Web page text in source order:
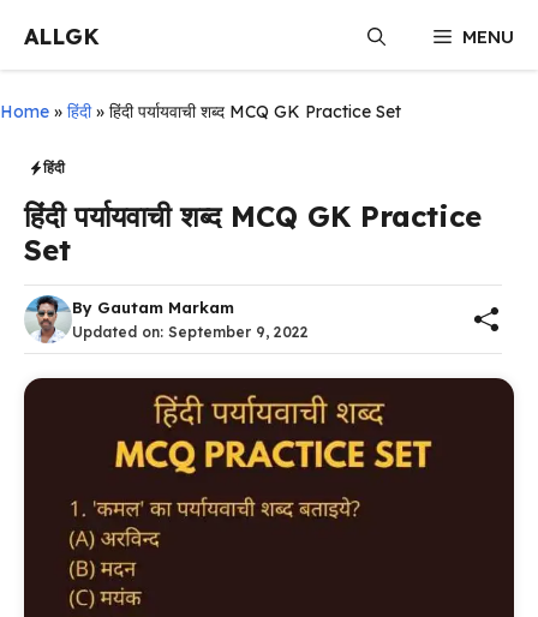
content
ALLGK MENU
Home » हिंदी» हिंदी पर्यायवाची शब्द MCQ GK Practice Set
हिंदी
हिंदी पर्यायवाची शब्द MCQ GK Practice
Set
By Gautam Markam
Updated on: September 9, 2022